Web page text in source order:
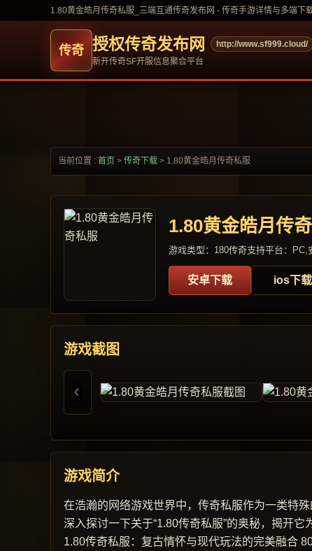
1.80黄金皓月传奇私服_三端互通传奇发布网 - 传奇手游详情与多端下
授权传奇发布网
http://www.sf999.cloud/
新开传奇SF开服信息聚合平台
当前位置 : 首页 > 传奇下载 > 1.80黄金皓月传奇私服
1.80黄金皓月传
游戏类型：180传奇支持平台：PC,
安卓下载 ios下载
游戏截图
游戏简介
在浩瀚的网络游戏世界中，传奇私服作为一类特
深入探讨一下关于“1.80传奇私服”的奥秘，揭开
1.80传奇私服：复古情怀与现代玩法的完美融合